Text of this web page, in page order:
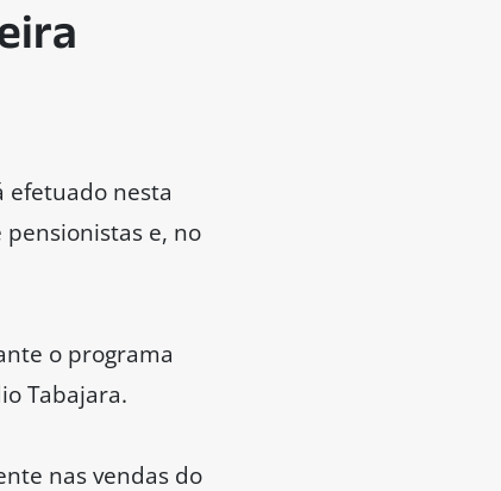
efetuado nesta
e, no
o programa
Tabajara.
nas vendas do